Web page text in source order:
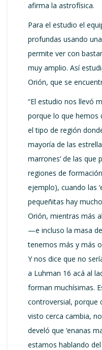
afirma la astrofísica.
Para el estudio el
profundas usando
permite ver con
muy amplio. Así
Orión, que se
“El estudio nos llevó
porque lo que hemos
el tipo de región
mayoría de las
marrones’ de las que
regiones de
ejemplo), cuando las
pequeñitas hay
Orión, mientras más
—e incluso la masa
tenemos más y más
Y nos dice que no
a Luhman 16 acá al
forman muchísimas.
controversial, porque
visto cerca cambia,
develó que ‘enanas
estamos hablando